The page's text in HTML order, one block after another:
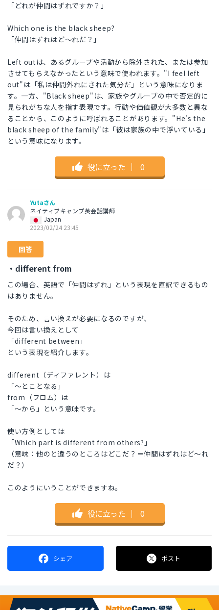
「どれが仲間はずれですか？」
Which one is the black sheep?
「仲間はずれはど〜れだ？」
Left outは、あるグループや活動から除外された、または参加
させてもらえなかったという意味で使われます。"I feel left
out"は「私は仲間外れにされた気分だ」という意味になりま
す。一方、"Black sheep"は、家族やグループの中で否定的に
見られがちな人を指す表現です。行動や価値観が大多数と異な
ることから、このように呼ばれることがあります。"He's the
black sheep of the family"は「彼は家族の中で浮いている」
という意味になります。
役に立った ｜ 0
Yutaさん
ネイティブキャンプ英会話講師
Japan
2023/02/24 23:45
回答
・different from
この場合、英語で「仲間はずれ」という表現を直訳できるもの
はありません。
そのため、言い換えが必要になるのですが、
今回は言い換えとして
「different between」
という表現を紹介します。
different（ディファレント）は
「〜とことなる」
from（フロム）は
「〜から」という意味です。
使い方例としては
「Which part is different from others?」
（意味：他のと違うのところはどこだ？＝仲間はずれはど〜れ
だ？）
このようにいうことができますね。
役に立った ｜ 0
シェア ポスト